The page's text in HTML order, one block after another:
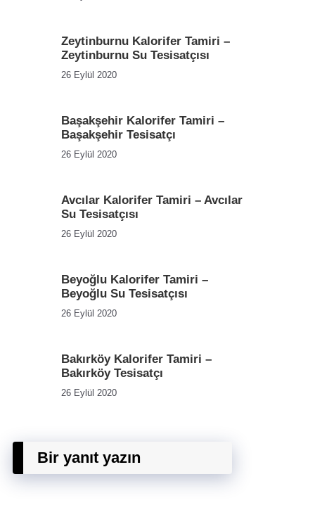
Zeytinburnu Kalorifer Tamiri –
Zeytinburnu Su Tesisatçısı
26 Eylül 2020
Başakşehir Kalorifer Tamiri –
Başakşehir Tesisatçı
26 Eylül 2020
Avcılar Kalorifer Tamiri – Avcılar
Su Tesisatçısı
26 Eylül 2020
Beyoğlu Kalorifer Tamiri –
Beyoğlu Su Tesisatçısı
26 Eylül 2020
Bakırköy Kalorifer Tamiri –
Bakırköy Tesisatçı
26 Eylül 2020
Bir yanıt yazın